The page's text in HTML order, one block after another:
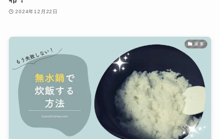
2024年12月22日
家事